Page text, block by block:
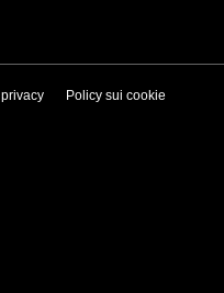
Policy sui cookie